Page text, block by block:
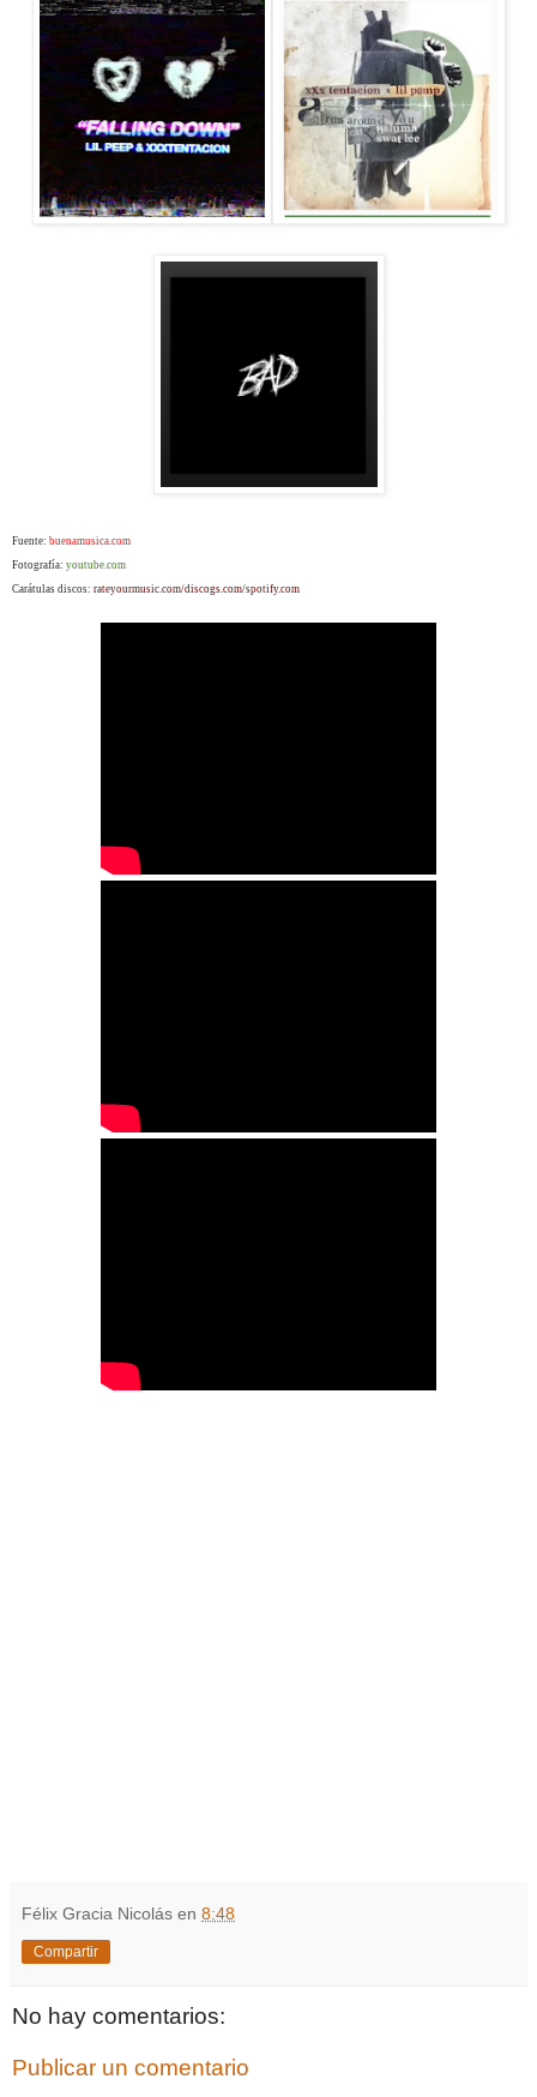
Fuente: buenamusica.com
Fotografía: youtube.com
Carátulas discos: rateyourmusic.com/discogs.com/spotify.com
Félix Gracia Nicolás en 8:48
Compartir
No hay comentarios:
Publicar un comentario